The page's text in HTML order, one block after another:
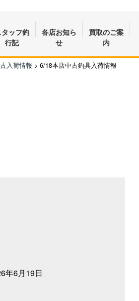
タッフ釣
行記
各店お知ら
せ
買取のご案
内
入荷情報 > 6/18本店中古釣具入荷情報
年6月19日